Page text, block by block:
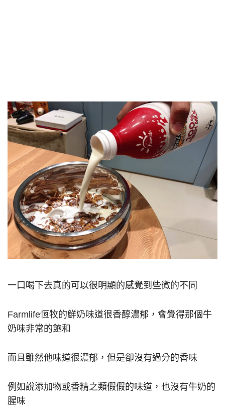
一口喝下去真的可以很明顯的感覺到些微的不同
Farmlife恆牧的鮮奶味道很香醇濃郁，會覺得那個牛
奶味非常的飽和
而且雖然他味道很濃郁，但是卻沒有過分的香味
例如說添加物或香精之類假假的味道，也沒有牛奶的
腥味